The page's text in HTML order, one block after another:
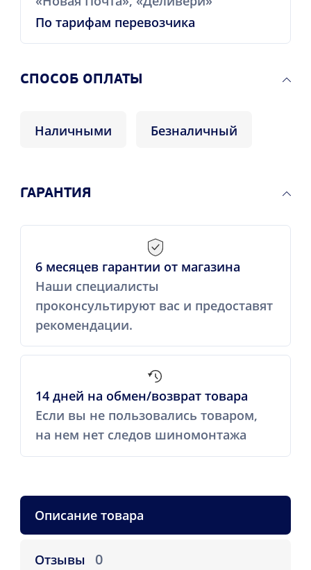
По тарифам перевозчика
CПОСОБ ОПЛАТЫ
Наличными Безналичный
ГАРАНТИЯ
6 месяцев гарантии от магазина
Наши специалисты
проконсультируют вас и предоставят
рекомендации.
14 дней на обмен/возврат товара
Если вы не пользовались товаром,
на нем нет следов шиномонтажа
Описание товара
Отзывы 0